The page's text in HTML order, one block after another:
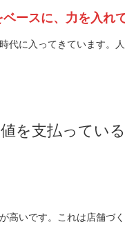
ースに、力を入れ
代に入ってきています。
を支払っている
高いです。これは店舗づ